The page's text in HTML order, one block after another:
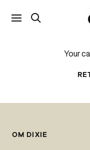
Visa
Your
OM DIXIE